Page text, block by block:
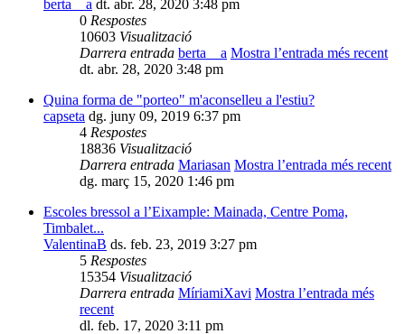
berta__a dt. abr. 28, 2020 3:48 pm
0 Respostes
10603 Visualització
Darrera entrada berta__a Mostra l’entrada més recent
dt. abr. 28, 2020 3:48 pm
Quina forma de "porteo" m'aconselleu a l'estiu?
capseta dg. juny 09, 2019 6:37 pm
4 Respostes
18836 Visualització
Darrera entrada Mariasan Mostra l’entrada més recent
dg. març 15, 2020 1:46 pm
Escoles bressol a l’Eixample: Mainada, Centre Poma,
Timbalet...
ValentinaB ds. feb. 23, 2019 3:27 pm
5 Respostes
15354 Visualització
Darrera entrada MíriamiXavi Mostra l’entrada més
recent
dl. feb. 17, 2020 3:11 pm